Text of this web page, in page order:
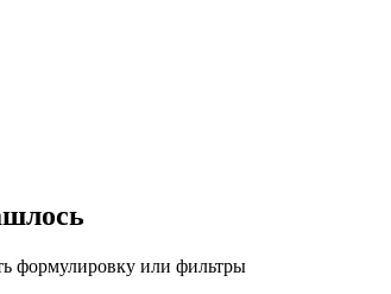
формулировку или фильтры